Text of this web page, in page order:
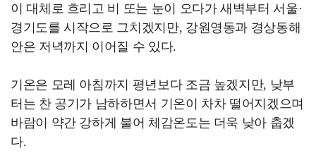
이 대체로 흐리고 비 또는 눈이 오다가 새벽부터 서울·
경기도를 시작으로 그치겠지만, 강원영동과 경상동해
안은 저녁까지 이어질 수 있다.
기온은 모레 아침까지 평년보다 조금 높겠지만, 낮부
터는 찬 공기가 남하하면서 기온이 차차 떨어지겠으며
바람이 약간 강하게 불어 체감온도는 더욱 낮아 춥겠
다.